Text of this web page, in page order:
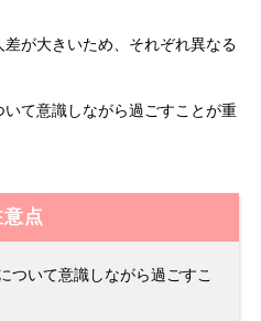
が大きいため、それぞれ異なる
て意識しながら過ごすことが重
意点
ついて意識しながら過ごすこ